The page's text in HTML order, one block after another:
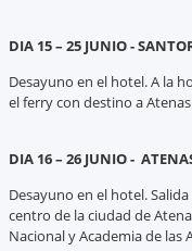
DIA 15 – 25 JUNIO -
Desayuno en el hotel. A la
el ferry con destino a
DIA 16 – 26 JUNIO -
Desayuno en el hotel.
centro de la ciudad de
Nacional y Academia de las